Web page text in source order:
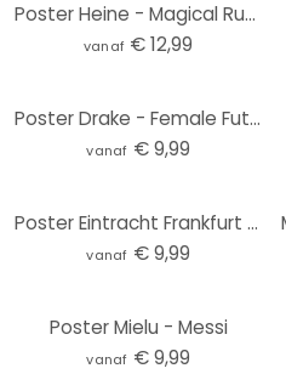
Poster Heine - Magical Rubik's Cube
vanaf € 12,99
Poster Drake - Female Future
vanaf € 9,99
Poster Eintracht Frankfurt - Stadion Tribune
vanaf € 9,99
Poster Mielu - Messi
vanaf € 9,99